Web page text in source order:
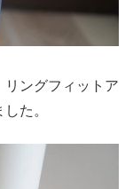
リングフィットア
た。